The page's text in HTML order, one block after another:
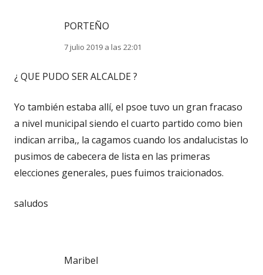
PORTEÑO
7 julio 2019 a las 22:01
¿ QUE PUDO SER ALCALDE ?
Yo también estaba allí, el psoe tuvo un gran fracaso
a nivel municipal siendo el cuarto partido como bien
indican arriba,, la cagamos cuando los andalucistas lo
pusimos de cabecera de lista en las primeras
elecciones generales, pues fuimos traicionados.
saludos
Maribel